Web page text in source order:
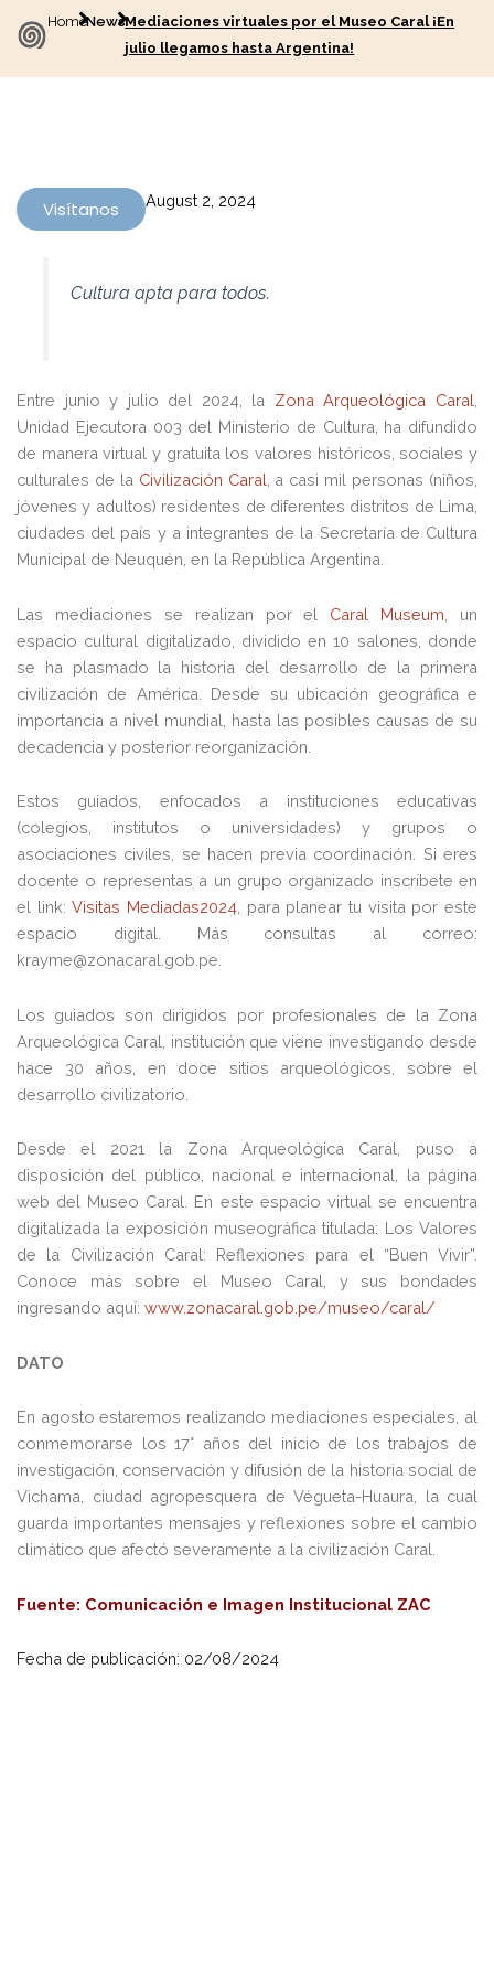
HomeNewsMediaciones virtuales por el Museo Caral ¡En
julio llegamos hasta Argentina!
Visítanos August 2, 2024
Cultura apta para todos.
Entre junio y julio del 2024, la Zona Arqueológica Caral
Unidad Ejecutora 003 del Ministerio de Cultura, ha difundido
de manera virtual y gratuita los valores históricos, sociales y
culturales de la Civilización Caral , a casi mil personas (niños,
jóvenes y adultos) residentes de diferentes distritos de Lima,
ciudades del país y a integrantes de la Secretaría de Cultura
Municipal de Neuquén, en la República Argentina.
Las mediaciones se realizan por el Caral Museum , un
espacio cultural digitalizado, dividido en 10 salones, donde
se ha plasmado la historia del desarrollo de la primera
civilización de América. Desde su ubicación geográfica e
importancia a nivel mundial, hasta las posibles causas de su
decadencia y posterior reorganización.
Estos guiados, enfocados a instituciones educativas
(colegios, institutos o universidades) y grupos o
asociaciones civiles, se hacen previa coordinación. Si eres
docente o representas a un grupo organizado inscríbete en
el link: Visitas Mediadas2024 , para planear tu visita por este
espacio digital. Más consultas al correo:
krayme@zonacaral.gob.pe.
Los guiados son dirigidos por profesionales de la Zona
Arqueológica Caral, institución que viene investigando desde
hace 30 años, en doce sitios arqueológicos, sobre el
desarrollo civilizatorio.
Desde el 2021 la Zona Arqueológica Caral, puso a
disposición del público, nacional e internacional, la página
web del Museo Caral. En este espacio virtual se encuentra
digitalizada la exposición museográfica titulada: Los Valores
de la Civilización Caral: Reflexiones para el “Buen Vivir”.
Conoce más sobre el Museo Caral, y sus bondades
ingresando aquí: www.zonacaral.gob.pe/museo/caral/
DATO
En agosto estaremos realizando mediaciones especiales, al
conmemorarse los 17° años del inicio de los trabajos de
investigación, conservación y difusión de la historia social de
Vichama, ciudad agropesquera de Végueta-Huaura, la cual
guarda importantes mensajes y reflexiones sobre el cambio
climático que afectó severamente a la civilización Caral.
Fuente: Comunicación e Imagen Institucional ZAC
Fecha de publicación: 02/08/2024